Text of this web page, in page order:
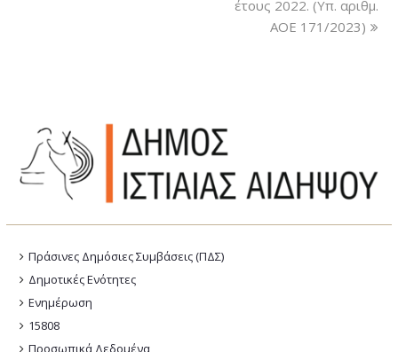
έτους 2022. (Υπ. αριθμ.
ΑΟΕ 171/2023)
Πράσινες Δημόσιες Συμβάσεις (ΠΔΣ)
Δημοτικές Ενότητες
Ενημέρωση
15808
Προσωπικά Δεδομένα